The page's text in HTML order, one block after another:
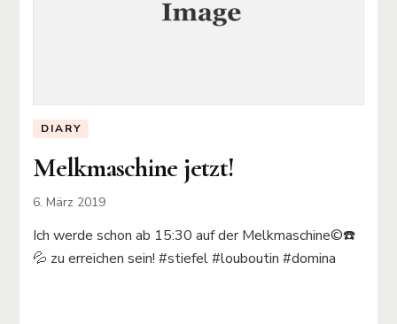
DIARY
Melkmaschine jetzt!
6. März 2019
Ich werde schon ab 15:30 auf der Melkmaschine©️☎️
💦 zu erreichen sein! #stiefel #louboutin #domina